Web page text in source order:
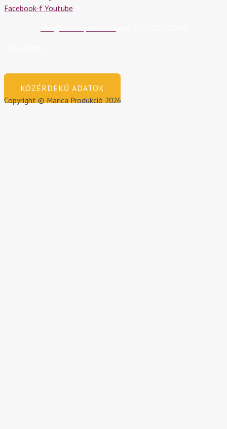
Facebook-f Youtube
KÖZÉRDEKŰ ADATOK
Copyright © Marica Produkció 2026